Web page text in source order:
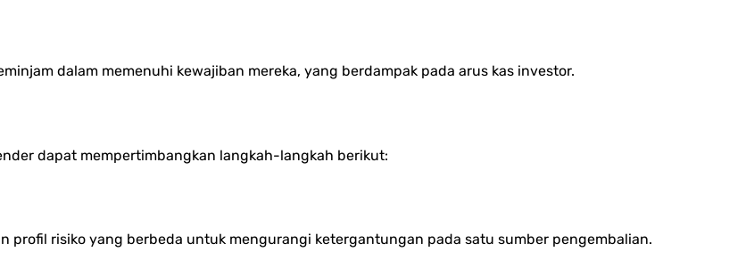
dalam memenuhi kewajiban mereka, yang berdampak pada arus kas investor.
dapat mempertimbangkan langkah-langkah berikut:
profil risiko yang berbeda untuk mengurangi ketergantungan pada satu sumber pengembalian.